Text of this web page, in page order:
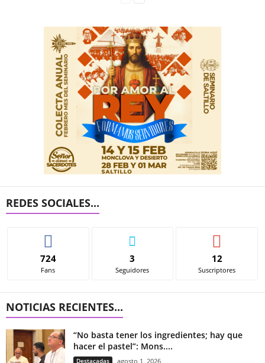
REDES SOCIALES...
724
Fans
3
Seguidores
12
Suscriptores
NOTICIAS RECIENTES...
“No basta tener los ingredientes; hay que
hacer el pastel”: Mons....
Destacadas agosto 1, 2026